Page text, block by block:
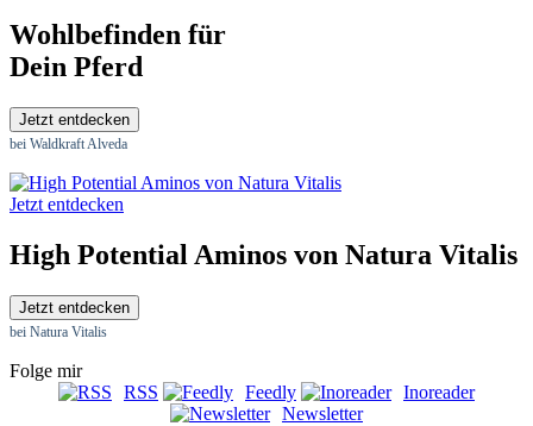
Wohlbefinden für
Dein Pferd
Jetzt entdecken
bei Waldkraft Alveda
Jetzt entdecken
High Potential Aminos von Natura Vitalis
Jetzt entdecken
bei Natura Vitalis
Folge mir
RSS
Feedly
Inoreader
Newsletter